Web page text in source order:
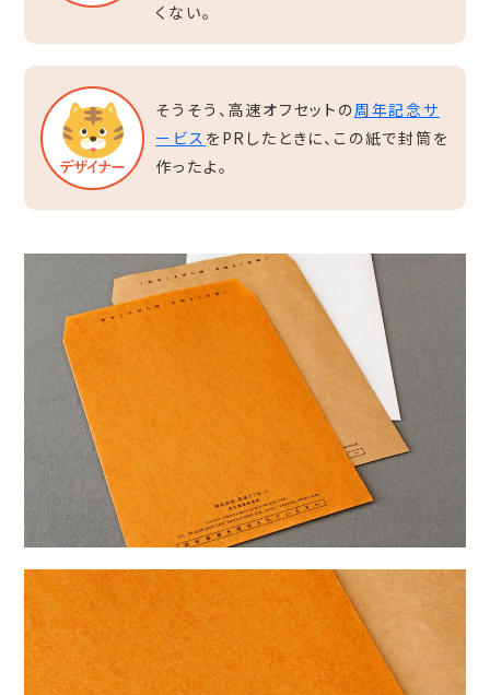
くない。
そうそう、高速オフセットの周年記念サ
ービス をPRしたときに、この紙で封筒を
作ったよ。